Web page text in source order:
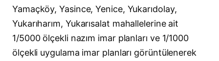
Yamaçköy, Yasince, Yenice, Yukarıdolay,
Yukarıharım, Yukarısalat mahallelerine ait
1/5000 ölçekli nazım imar planları ve 1/1000
ölçekli uygulama imar planları görüntülenerek